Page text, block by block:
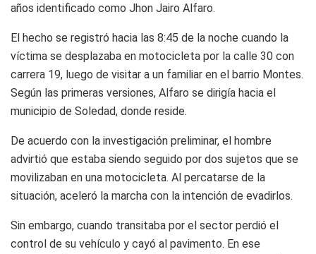
años identificado como Jhon Jairo Alfaro.
El hecho se registró hacia las 8:45 de la noche cuando la
víctima se desplazaba en motocicleta por la calle 30 con
carrera 19, luego de visitar a un familiar en el barrio Montes.
Según las primeras versiones, Alfaro se dirigía hacia el
municipio de Soledad, donde reside.
De acuerdo con la investigación preliminar, el hombre
advirtió que estaba siendo seguido por dos sujetos que se
movilizaban en una motocicleta. Al percatarse de la
situación, aceleró la marcha con la intención de evadirlos.
Sin embargo, cuando transitaba por el sector perdió el
control de su vehículo y cayó al pavimento. En ese